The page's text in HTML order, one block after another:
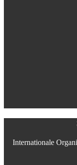
Internationale